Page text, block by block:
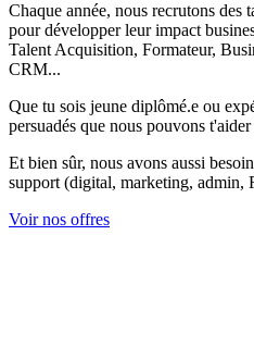
Chaque année, nous recrutons des
pour développer leur impact
Talent Acquisition, Formateur,
CRM...
Que tu sois jeune diplômé.e ou
persuadés que nous pouvons
Et bien sûr, nous avons aussi
support (digital, marketing, admin,
Voir nos offres